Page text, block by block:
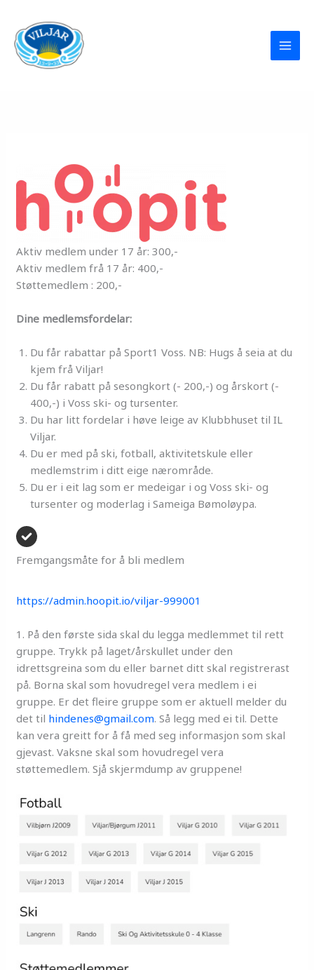
innholdet
Aktiv medlem under 17 år: 300,-
Aktiv medlem frå 17 år: 400,-
Støttemedlem : 200,-
Dine medlemsfordelar:
Du får rabattar på Sport1 Voss. NB: Hugs å seia at du
kjem frå Viljar!
Du får rabatt på sesongkort (- 200,-) og årskort (-
400,-) i Voss ski- og tursenter.
Du har litt fordelar i høve leige av Klubbhuset til IL
Viljar.
Du er med på ski, fotball, aktivitetskule eller
medlemstrim i ditt eige nærområde.
Du er i eit lag som er medeigar i og Voss ski- og
tursenter og moderlag i Sameiga Bømoløypa.
Fremgangsmåte for å bli medlem
https://admin.hoopit.io/viljar-999001
1. På den første sida skal du legga medlemmet til rett
gruppe. Trykk på laget/årskullet under den
idrettsgreina som du eller barnet ditt skal registrerast
på. Borna skal som hovudregel vera medlem i ei
gruppe. Er det fleire gruppe som er aktuell melder du
det til hindenes@gmail.com. Så legg med ei til. Dette
kan vera greitt for å få med seg informasjon som skal
gjevast. Vaksne skal som hovudregel vera
støttemedlem. Sjå skjermdump av gruppene!